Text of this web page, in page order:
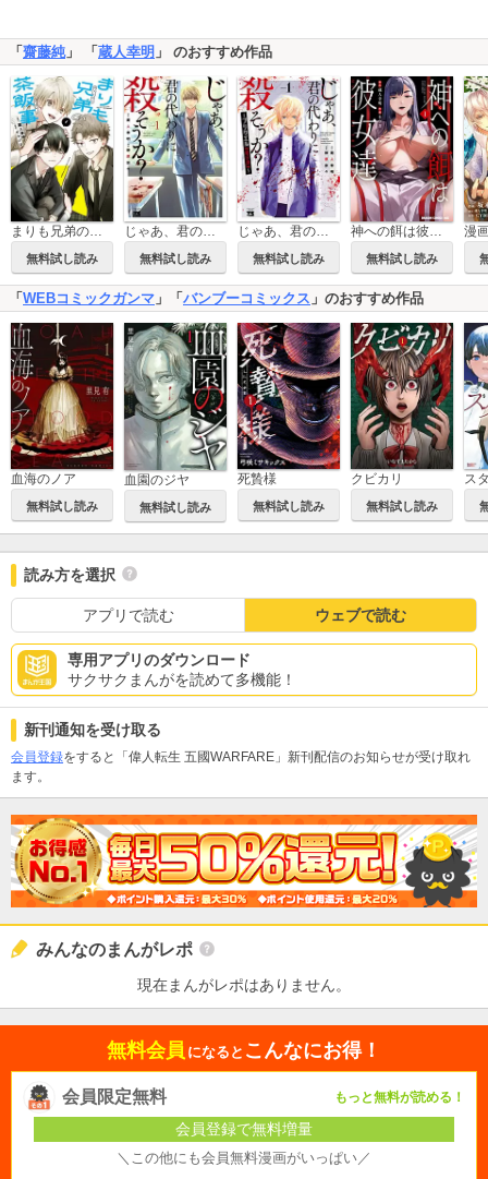
「齋藤純」 「蔵人幸明 」 のおすすめ作品
まりも兄弟の茶飯事
無料試し読み
じゃあ、君の代わりに殺そうか？【電子単行本】
無料試し読み
じゃあ、君の代わりに殺そうか？～プリクエル【前日譚】～
無料試し読み
神への餌は彼女達
無料試し読み
「 WEBコミックガンマ 」「 バンブーコミックス 」のおすすめ作品
血海のノア
無料試し読み
血園のジヤ
無料試し読み
死贄様
無料試し読み
クビカリ
無料試し読み
ス
読み方を選択
アプリで読む ウェブで読む
専用アプリのダウンロード
サクサクまんがを読めて多機能！
新刊通知を受け取る
会員登録をすると「偉人転生 五國WARFARE」新刊配信のお知らせが受け取れ
ます。
みんなのまんがレポ
現在まんがレポはありません。
無料会員 になると こんなにお得！
会員限定無料 もっと無料が読める！
会員登録で無料増量
＼この他にも会員無料漫画がいっぱい／